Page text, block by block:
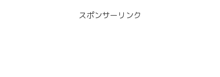
スポンサーリンク